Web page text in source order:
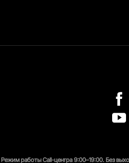
Режим работы Call-центра 9:00–19:00. Без